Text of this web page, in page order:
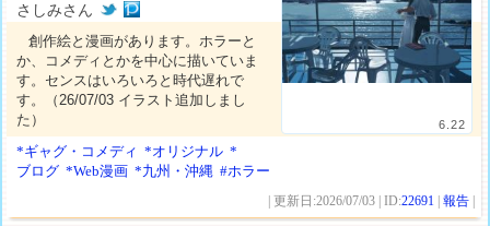
6.22
さしみさん
創作絵と漫画があります。ホラーと
か、コメディとかを中心に描いていま
す。センスはいろいろと時代遅れで
す。（26/07/03 イラスト追加しまし
た）
*ギャグ・コメディ *オリジナル *
ブログ *Web漫画 *九州・沖縄 #ホラー
| 更新日:2026/07/03 | ID:22691 |報告